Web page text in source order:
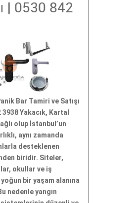
| 0530 842
Bar Tamiri ve Satışı
3938 Yakacık, Kartal
olup İstanbul’un
aynı zamanda
desteklenen
biridir. Siteler,
okullar ve iş
bir yaşam alanına
nedenle yangın